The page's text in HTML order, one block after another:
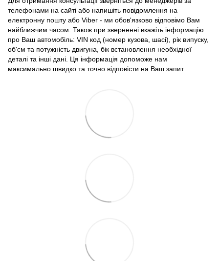
телефонами на сайті або напишіть повідомлення на
електронну пошту або Viber - ми обов'язково відповімо Вам
найближчим часом. Також при зверненні вкажіть інформацію
про Ваш автомобіль: VIN код (номер кузова, шасі), рік випуску,
об'єм та потужність двигуна, бік встановлення необхідної
деталі та інші дані. Ця інформація допоможе нам
максимально швидко та точно відповісти на Ваш запит.